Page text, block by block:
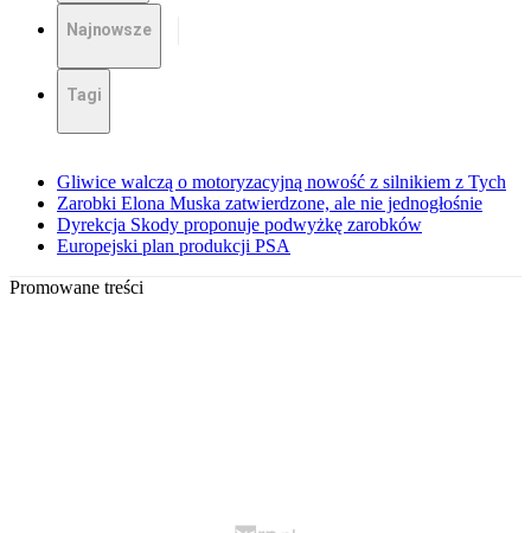
Najnowsze
Tagi
Gliwice walczą o motoryzacyjną nowość z silnikiem z Tych
Zarobki Elona Muska zatwierdzone, ale nie jednogłośnie
Dyrekcja Skody proponuje podwyżkę zarobków
Europejski plan produkcji PSA
Promowane treści